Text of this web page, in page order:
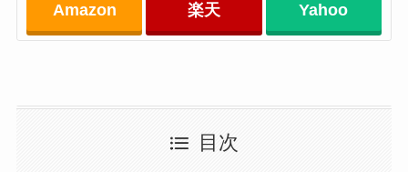
Amazon 楽天 Yahoo
目次